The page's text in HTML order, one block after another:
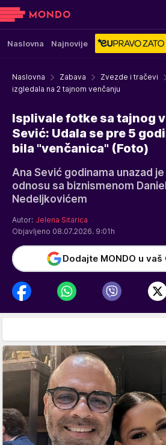
Naslovna Najnovije
Naslovna Zabava Zvezde i tračevi
izgledala na 2 tajnom venčanju
Isplivale fotke sa tajnog
Sević: Udala se pre 5
bila "venčanica" (Foto)
Ana Sević godinama unazad
odnosu sa biznismenom
Nedeljkovićem
Autor: Jelena Sitarica
Objavljeno 08.07.2026. 9:01h
Dodajte MONDO u